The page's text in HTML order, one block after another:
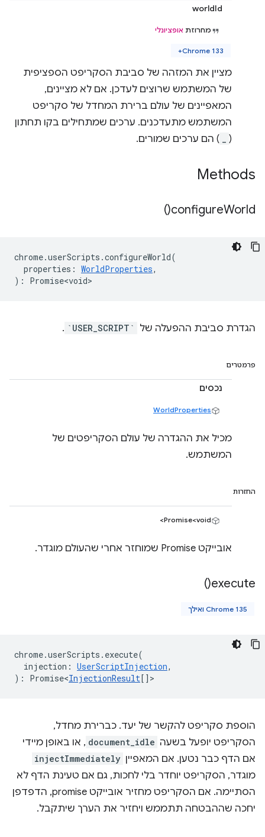
worldId
מחרוזת אופציונלי
Chrome 133+
מציין את המזהה של סביבת הסקריפט הספציפית
של המשתמש שרוצים לעדכן. אם לא מציינים,
המאפיינים של עולם ברירת המחדל של סקריפט
המשתמש מתעדכנים. ערכים שמתחילים בקו תחתון
(
) הם ערכים שמורים.
Methods
configureWorld(
)
chrome.userScripts .configureWorld(
properties : WorldProperties,
) : Promise<void>
הגדרת סביבת ההפעלה של `USER_SCRIPT`
.
פרמטרים
נכסים
WorldProperties
מכיל את ההגדרה של עולם הסקריפטים של
המשתמש.
החזרות
Promise<void>
אובייקט Promise שמוחזר אחרי שהעולם מוגדר.
execute(
)
Chrome 135 ואילך
chrome.userScripts . execute(
injection : UserScriptInjection,
) : Promise<InjectionResult [] >
הוספת סקריפט להקשר של יעד. כברירת מחדל,
הסקריפט יופעל בשעה document_idle , או באופן מיידי
אם הדף כבר נטען. אם המאפיין injectImmediately
מוגדר, הסקריפט יוחדר בלי לחכות, גם אם טעינת הדף לא
הסתיימה. אם הסקריפט מחזיר אובייקט promise, הדפדפן
יחכה שההבטחה תתממש ויחזיר את הערך שיתקבל.